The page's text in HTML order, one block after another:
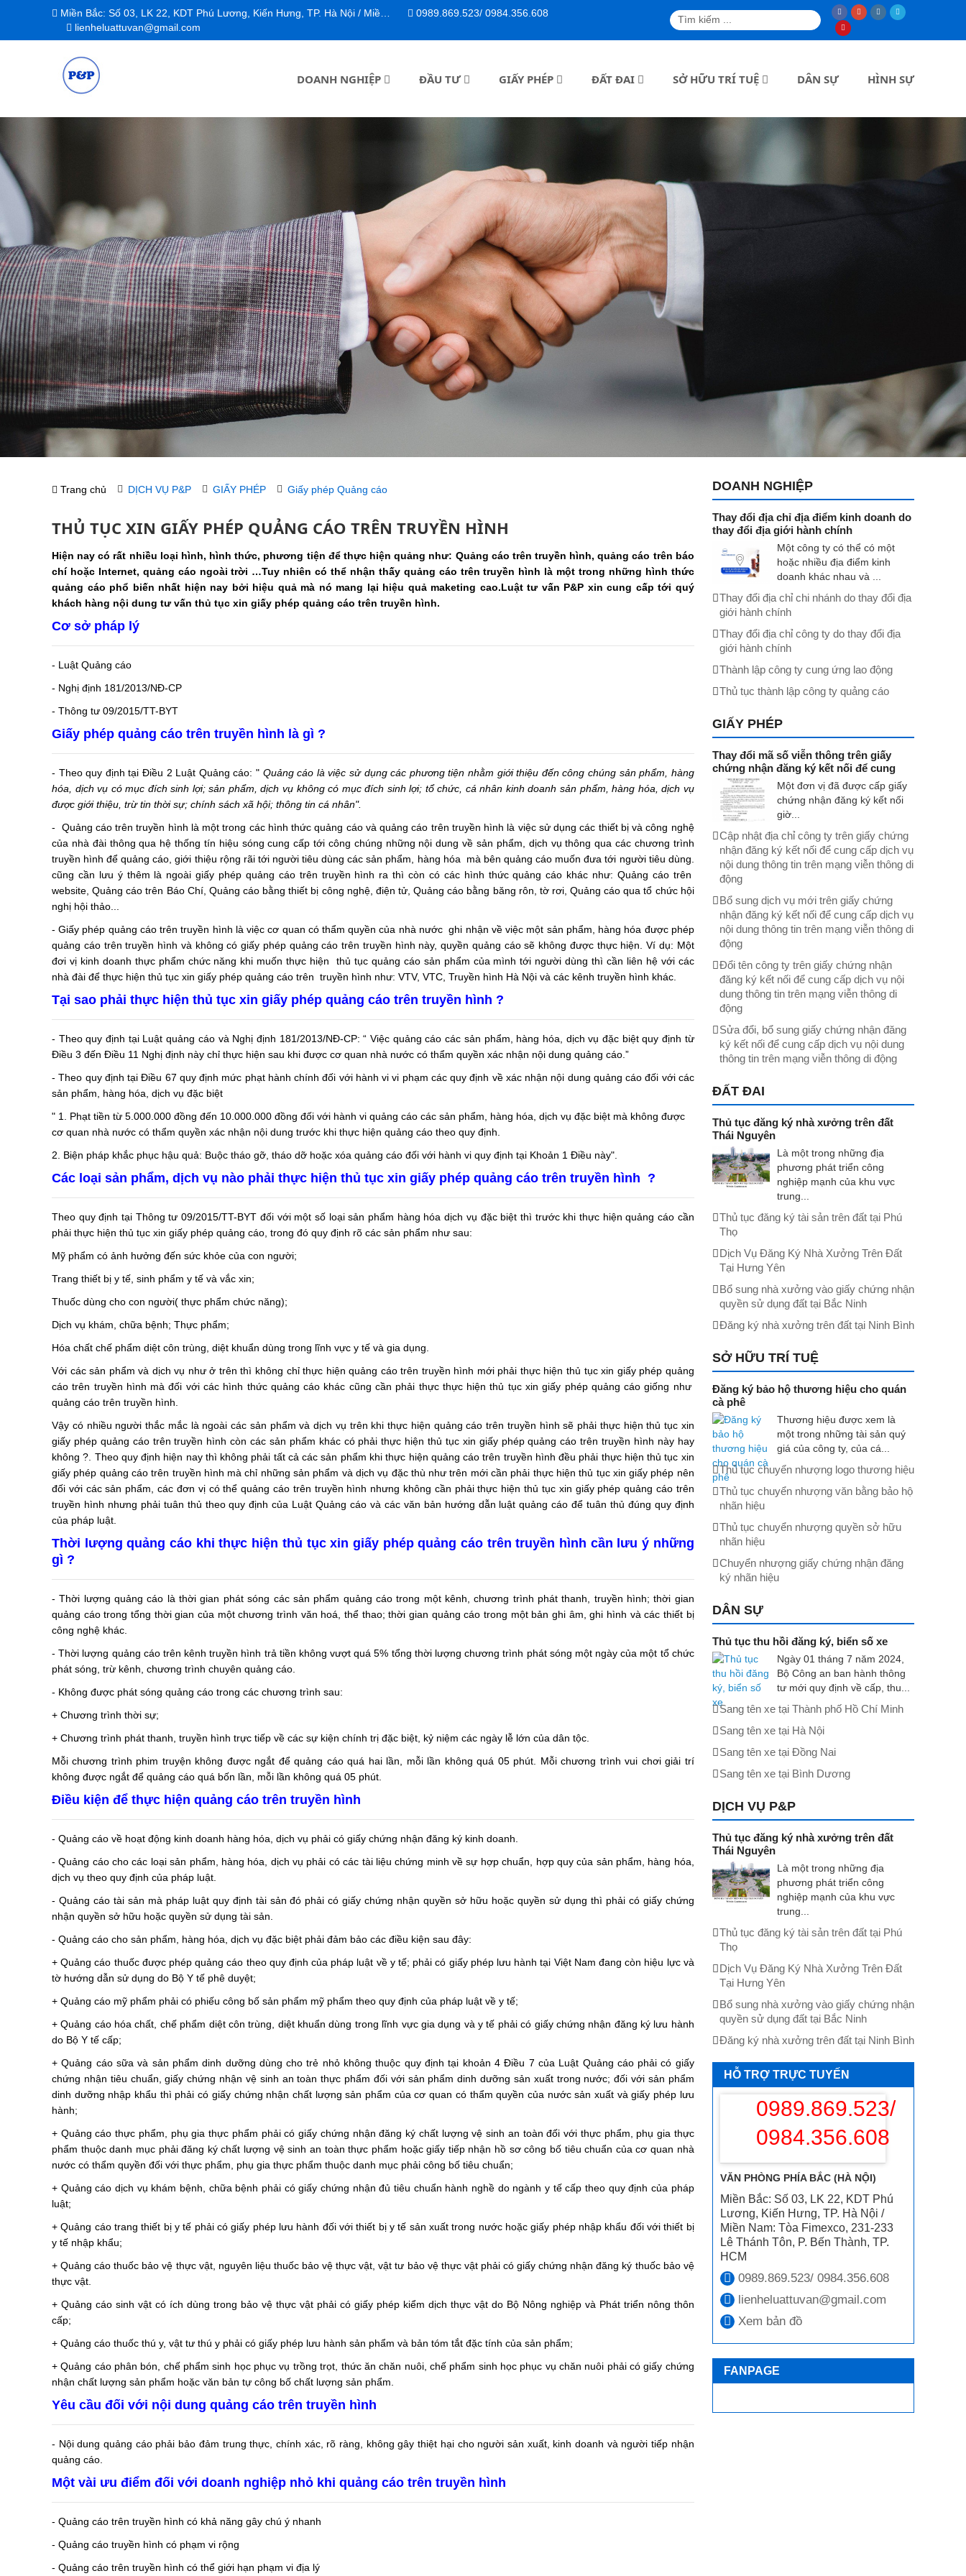
Miền Bắc: Số 03, LK 22, KDT Phú Lương, Kiến Hưng, TP. Hà Nội / Miền Nam: Tòa Fimexco, 231-233 Lê Thánh Tôn, P. Bến Thành, TP. HCM
0989.869.523/ 0984.356.608
lienheluattuvan@gmail.com
DOANH NGHIỆP ĐẦU TƯ GIẤY PHÉP ĐẤT ĐAI SỞ HỮU TRÍ TUỆ DÂN SỰ HÌNH SỰ
Trang chủ DỊCH VỤ P&P GIẤY PHÉP Giấy phép Quảng cáo
THỦ TỤC XIN GIẤY PHÉP QUẢNG CÁO TRÊN TRUYỀN HÌNH
Hiện nay có rất nhiều loại hình, hình thức, phương tiện để thực hiện quảng như: Quảng cáo trên truyền hình, quảng cáo trên báo
chí hoặc Internet, quảng cáo ngoài trời …Tuy nhiên có thể nhận thấy quảng cáo trên truyền hình là một trong những hình thức
quảng cáo phổ biến nhất hiện nay bởi hiệu quả mà nó mang lại hiệu quả maketing cao.Luật tư vấn P&P xin cung cấp tới quý
khách hàng nội dung tư vấn thủ tục xin giấy phép quảng cáo trên truyền hình.
Cơ sở pháp lý
- Luật Quảng cáo
- Nghị định 181/2013/NĐ-CP
- Thông tư 09/2015/TT-BYT
Giấy phép quảng cáo trên truyền hình là gì ?
- Theo quy định tại Điều 2 Luật Quảng cáo: " Quảng cáo là việc sử dụng các phương tiện nhằm giới thiệu đến công chúng sản phẩm, hàng
hóa, dịch vụ có mục đích sinh lợi; sản phẩm, dịch vụ không có mục đích sinh lợi; tổ chức, cá nhân kinh doanh sản phẩm, hàng hóa, dịch vụ
được giới thiệu, trừ tin thời sự; chính sách xã hội; thông tin cá nhân".
- Quảng cáo trên truyền hình là một trong các hình thức quảng cáo và quảng cáo trên truyền hình là việc sử dụng các thiết bị và công nghệ
của nhà đài thông qua hệ thống tín hiệu sóng cung cấp tới công chúng những nội dung về sản phẩm, dịch vụ thông qua các chương trình
truyền hình để quảng cáo, giới thiệu rộng rãi tới người tiêu dùng các sản phẩm, hàng hóa mà bên quảng cáo muốn đưa tới người tiêu dùng.
cũng cần lưu ý thêm là ngoài giấy phép quảng cáo trên truyền hình ra thì còn có các hình thức quảng cáo khác như: Quảng cáo trên
website, Quảng cáo trên Báo Chí, Quảng cáo bằng thiết bị công nghệ, điện tử, Quảng cáo bằng băng rôn, tờ rơi, Quảng cáo qua tổ chức hội
nghị hội thảo...
- Giấy phép quảng cáo trên truyền hình là việc cơ quan có thẩm quyền của nhà nước ghi nhận về việc một sản phẩm, hàng hóa được phép
quảng cáo trên truyền hình và không có giấy phép quảng cáo trên truyền hình này, quyền quảng cáo sẽ không được thực hiện.Ví dụ: Một
đơi vị kinh doanh thực phẩm chức năng khi muốn thực hiện thủ tục quảng cáo sản phẩm của mình tới người dùng thì cần liên hệ với các
nhà đài để thực hiện thủ tục xin giấy phép quảng cáo trên truyền hình như: VTV, VTC, Truyền hình Hà Nội và các kênh truyền hình khác.
Tại sao phải thực hiện thủ tục xin giấy phép quảng cáo trên truyền hình ?
- Theo quy định tại Luật quảng cáo và Nghị định 181/2013/NĐ-CP: “ Việc quảng cáo các sản phẩm, hàng hóa, dịch vụ đặc biệt quy định từ
Điều 3 đến Điều 11 Nghị định này chỉ thực hiện sau khi được cơ quan nhà nước có thẩm quyền xác nhận nội dung quảng cáo.”
- Theo quy định tại Điều 67 quy định mức phạt hành chính đối với hành vi vi phạm các quy định về xác nhận nội dung quảng cáo đối với các
sản phẩm, hàng hóa, dịch vụ đặc biệt
" 1. Phạt tiền từ 5.000.000 đồng đến 10.000.000 đồng đối với hành vi quảng cáo các sản phẩm, hàng hóa, dịch vụ đặc biệt mà không được
cơ quan nhà nước có thẩm quyền xác nhận nội dung trước khi thực hiện quảng cáo theo quy định.
2. Biện pháp khắc phục hậu quả: Buộc tháo gỡ, tháo dỡ hoặc xóa quảng cáo đối với hành vi quy định tại Khoản 1 Điều này".
Các loại sản phẩm, dịch vụ nào phải thực hiện thủ tục xin giấy phép quảng cáo trên truyền hình ?
Theo quy định tại Thông tư 09/2015/TT-BYT đối với một số loại sản phẩm hàng hóa dịch vụ đặc biệt thì trước khi thực hiện quảng cáo cần
phải thực hiện thủ tục xin giấy phép quảng cáo, trong đó quy định rõ các sản phẩm như sau:
Mỹ phẩm có ảnh hưởng đến sức khỏe của con người;
Trang thiết bị y tế, sinh phẩm y tế và vắc xin;
Thuốc dùng cho con người( thực phẩm chức năng);
Dịch vụ khám, chữa bệnh; Thực phẩm;
Hóa chất chế phẩm diệt côn trùng, diệt khuẩn dùng trong lĩnh vực y tế và gia dụng.
Với các sản phẩm và dịch vụ như ở trên thì không chỉ thực hiện quảng cáo trên truyền hình mới phải thực hiện thủ tục xin giấy phép quảng
cáo trên truyền hình mà đối với các hình thức quảng cáo khác cũng cần phải thực thực hiện thủ tục xin giấy phép quảng cáo giống như
quảng cáo trên truyền hình.
Vậy có nhiều người thắc mắc là ngoài các sản phẩm và dịch vụ trên khi thực hiện quảng cáo trên truyền hình sẽ phải thực hiện thủ tục xin
giấy phép quảng cáo trên truyền hình còn các sản phẩm khác có phải thực hiện thủ tục xin giấy phép quảng cáo trên truyền hình này hay
không ?. Theo quy định hiện nay thì không phải tất cả các sản phẩm khi thực hiện quảng cáo trên truyền hình đều phải thực hiện thủ tục xin
giấy phép quảng cáo trên truyền hình mà chỉ những sản phẩm và dịch vụ đặc thù như trên mới cần phải thực hiện thủ tục xin giấy phép nên
đối với các sản phẩm, các đơn vị có thể quảng cáo trên truyền hình nhưng không cần phải thực hiện thủ tục xin giấy phép quảng cáo trên
truyền hình nhưng phải tuân thủ theo quy định của Luật Quảng cáo và các văn bản hướng dẫn luật quảng cáo để tuân thủ đúng quy định
của pháp luật.
Thời lượng quảng cáo khi thực hiện thủ tục xin giấy phép quảng cáo trên truyền hình cần lưu ý những
gì ?
- Thời lượng quảng cáo là thời gian phát sóng các sản phẩm quảng cáo trong một kênh, chương trình phát thanh, truyền hình; thời gian
quảng cáo trong tổng thời gian của một chương trình văn hoá, thể thao; thời gian quảng cáo trong một bản ghi âm, ghi hình và các thiết bị
công nghệ khác.
- Thời lượng quảng cáo trên kênh truyền hình trả tiền không vượt quá 5% tổng thời lượng chương trình phát sóng một ngày của một tổ chức
phát sóng, trừ kênh, chương trình chuyên quảng cáo.
- Không được phát sóng quảng cáo trong các chương trình sau:
+ Chương trình thời sự;
+ Chương trình phát thanh, truyền hình trực tiếp về các sự kiện chính trị đặc biệt, kỷ niệm các ngày lễ lớn của dân tộc.
Mỗi chương trình phim truyện không được ngắt để quảng cáo quá hai lần, mỗi lần không quá 05 phút. Mỗi chương trình vui chơi giải trí
không được ngắt để quảng cáo quá bốn lần, mỗi lần không quá 05 phút.
Điều kiện để thực hiện quảng cáo trên truyền hình
- Quảng cáo về hoạt động kinh doanh hàng hóa, dịch vụ phải có giấy chứng nhận đăng ký kinh doanh.
- Quảng cáo cho các loại sản phẩm, hàng hóa, dịch vụ phải có các tài liệu chứng minh về sự hợp chuẩn, hợp quy của sản phẩm, hàng hóa,
dịch vụ theo quy định của pháp luật.
- Quảng cáo tài sản mà pháp luật quy định tài sản đó phải có giấy chứng nhận quyền sở hữu hoặc quyền sử dụng thì phải có giấy chứng
nhận quyền sở hữu hoặc quyền sử dụng tài sản.
- Quảng cáo cho sản phẩm, hàng hóa, dịch vụ đặc biệt phải đảm bảo các điều kiện sau đây:
+ Quảng cáo thuốc được phép quảng cáo theo quy định của pháp luật về y tế; phải có giấy phép lưu hành tại Việt Nam đang còn hiệu lực và
tờ hướng dẫn sử dụng do Bộ Y tế phê duyệt;
+ Quảng cáo mỹ phẩm phải có phiếu công bố sản phẩm mỹ phẩm theo quy định của pháp luật về y tế;
+ Quảng cáo hóa chất, chế phẩm diệt côn trùng, diệt khuẩn dùng trong lĩnh vực gia dụng và y tế phải có giấy chứng nhận đăng ký lưu hành
do Bộ Y tế cấp;
+ Quảng cáo sữa và sản phẩm dinh dưỡng dùng cho trẻ nhỏ không thuộc quy định tại khoản 4 Điều 7 của Luật Quảng cáo phải có giấy
chứng nhận tiêu chuẩn, giấy chứng nhận vệ sinh an toàn thực phẩm đối với sản phẩm dinh dưỡng sản xuất trong nước; đối với sản phẩm
dinh dưỡng nhập khẩu thì phải có giấy chứng nhận chất lượng sản phẩm của cơ quan có thẩm quyền của nước sản xuất và giấy phép lưu
hành;
+ Quảng cáo thực phẩm, phụ gia thực phẩm phải có giấy chứng nhận đăng ký chất lượng vệ sinh an toàn đối với thực phẩm, phụ gia thực
phẩm thuộc danh mục phải đăng ký chất lượng vệ sinh an toàn thực phẩm hoặc giấy tiếp nhận hồ sơ công bố tiêu chuẩn của cơ quan nhà
nước có thẩm quyền đối với thực phẩm, phụ gia thực phẩm thuộc danh mục phải công bố tiêu chuẩn;
+ Quảng cáo dịch vụ khám bệnh, chữa bệnh phải có giấy chứng nhận đủ tiêu chuẩn hành nghề do ngành y tế cấp theo quy định của pháp
luật;
+ Quảng cáo trang thiết bị y tế phải có giấy phép lưu hành đối với thiết bị y tế sản xuất trong nước hoặc giấy phép nhập khẩu đối với thiết bị
y tế nhập khẩu;
+ Quảng cáo thuốc bảo vệ thực vật, nguyên liệu thuốc bảo vệ thực vật, vật tư bảo vệ thực vật phải có giấy chứng nhận đăng ký thuốc bảo vệ
thực vật.
+ Quảng cáo sinh vật có ích dùng trong bảo vệ thực vật phải có giấy phép kiểm dịch thực vật do Bộ Nông nghiệp và Phát triển nông thôn
cấp;
+ Quảng cáo thuốc thú y, vật tư thú y phải có giấy phép lưu hành sản phẩm và bản tóm tắt đặc tính của sản phẩm;
+ Quảng cáo phân bón, chế phẩm sinh học phục vụ trồng trọt, thức ăn chăn nuôi, chế phẩm sinh học phục vụ chăn nuôi phải có giấy chứng
nhận chất lượng sản phẩm hoặc văn bản tự công bố chất lượng sản phẩm.
Yêu cầu đối với nội dung quảng cáo trên truyền hình
- Nội dung quảng cáo phải bảo đảm trung thực, chính xác, rõ ràng, không gây thiệt hại cho người sản xuất, kinh doanh và người tiếp nhận
quảng cáo.
Một vài ưu điểm đối với doanh nghiệp nhỏ khi quảng cáo trên truyền hình
- Quảng cáo trên truyền hình có khả năng gây chú ý nhanh
- Quảng cáo truyền hình có phạm vi rộng
- Quảng cáo trên truyền hình có thể giới hạn phạm vi địa lý
DOANH NGHIỆP
Thay đổi địa chỉ địa điểm kinh doanh do
thay đổi địa giới hành chính
Một công ty có thể có một
hoặc nhiều địa điểm kinh
doanh khác nhau và ...
Thay đổi địa chỉ chi nhánh do thay đổi địa
giới hành chính
Thay đổi địa chỉ công ty do thay đổi địa
giới hành chính
Thành lập công ty cung ứng lao động
Thủ tục thành lập công ty quảng cáo
GIẤY PHÉP
Thay đổi mã số viễn thông trên giấy
chứng nhận đăng ký kết nối để cung
cấp dịch vụ nội dung thông tin trên
mạng viễn thông di động
Một đơn vị đã được cấp giấy
chứng nhận đăng ký kết nối
giờ...
Cập nhật địa chỉ công ty trên giấy chứng
nhận đăng ký kết nối để cung cấp dịch vụ
nội dung thông tin trên mạng viễn thông di
động
Bổ sung dịch vụ mới trên giấy chứng
nhận đăng ký kết nối để cung cấp dịch vụ
nội dung thông tin trên mạng viễn thông di
động
Đổi tên công ty trên giấy chứng nhận
đăng ký kết nối để cung cấp dịch vụ nội
dung thông tin trên mạng viễn thông di
động
Sửa đổi, bổ sung giấy chứng nhận đăng
ký kết nối để cung cấp dịch vụ nội dung
thông tin trên mạng viễn thông di động
ĐẤT ĐAI
Thủ tục đăng ký nhà xưởng trên đất
Thái Nguyên
Là một trong những địa
phương phát triển công
nghiệp mạnh của khu vực
trung...
Thủ tục đăng ký tài sản trên đất tại Phú
Thọ
Dịch Vụ Đăng Ký Nhà Xưởng Trên Đất
Tại Hưng Yên
Bổ sung nhà xưởng vào giấy chứng nhận
quyền sử dụng đất tại Bắc Ninh
Đăng ký nhà xưởng trên đất tại Ninh Bình
SỞ HỮU TRÍ TUỆ
Đăng ký bảo hộ thương hiệu cho quán
cà phê
Thương hiệu được xem là
một trong những tài sản quý
giá của công ty, của cá...
Thủ tục chuyển nhượng logo thương hiệu
Thủ tục chuyển nhượng văn bằng bảo hộ
nhãn hiệu
Thủ tục chuyển nhượng quyền sở hữu
nhãn hiệu
Chuyển nhượng giấy chứng nhận đăng
ký nhãn hiệu
DÂN SỰ
Thủ tục thu hồi đăng ký, biển số xe
Ngày 01 tháng 7 năm 2024,
Bộ Công an ban hành thông
tư mới quy định về cấp, thu...
Sang tên xe tại Thành phố Hồ Chí Minh
Sang tên xe tại Hà Nội
Sang tên xe tại Đồng Nai
Sang tên xe tại Bình Dương
DỊCH VỤ P&P
Thủ tục đăng ký nhà xưởng trên đất
Thái Nguyên
Là một trong những địa
phương phát triển công
nghiệp mạnh của khu vực
trung...
Thủ tục đăng ký tài sản trên đất tại Phú
Thọ
Dịch Vụ Đăng Ký Nhà Xưởng Trên Đất
Tại Hưng Yên
Bổ sung nhà xưởng vào giấy chứng nhận
quyền sử dụng đất tại Bắc Ninh
Đăng ký nhà xưởng trên đất tại Ninh Bình
HỖ TRỢ TRỰC TUYẾN
0989.869.523/
0984.356.608
VĂN PHÒNG PHÍA BẮC (HÀ NỘI)
Miền Bắc: Số 03, LK 22, KDT Phú
Lương, Kiến Hưng, TP. Hà Nội /
Miền Nam: Tòa Fimexco, 231-233
Lê Thánh Tôn, P. Bến Thành, TP.
HCM
0989.869.523/ 0984.356.608
lienheluattuvan@gmail.com
Xem bản đồ
FANPAGE